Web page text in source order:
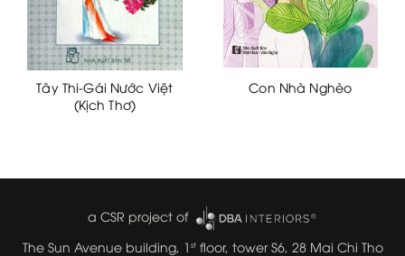
Tây Thi-Gái Nước Việt
(Kịch Thơ)
Con Nhà Nghèo
a CSR project of
The Sun Avenue building, 1 stfloor, tower S6, 28 Mai Chi Tho